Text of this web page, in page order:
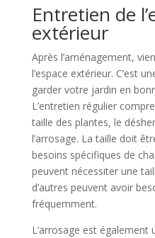
Entretien de
extérieur
Après l’aménagement,
l’espace extérieur. C’est
garder votre jardin en
L’entretien régulier
taille des plantes, le
l’arrosage. La taille doit
besoins spécifiques de
peuvent nécessiter une
d’autres peuvent avoir
fréquemment.
L’arrosage est